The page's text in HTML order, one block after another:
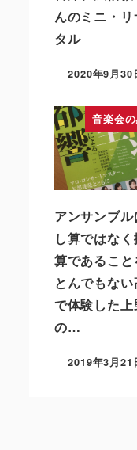
んのミニ・リ
タル
2020年9月30
音楽会
アンサンブル
し算ではなく
算であること
とんでもない
で体験した上
の…
2019年3月21